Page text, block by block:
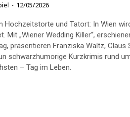
- 12/05/2026
Hochzeitstorte und Tatort: In Wien
Mit „Wiener Wedding Killer“,
präsentieren Franziska Waltz,
schwarzhumorige Kurzkrimis rund
– Tag im Leben.